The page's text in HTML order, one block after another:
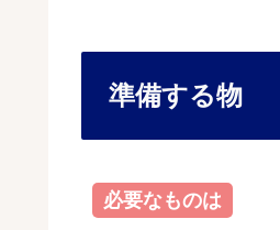
準備する物
必要なものは